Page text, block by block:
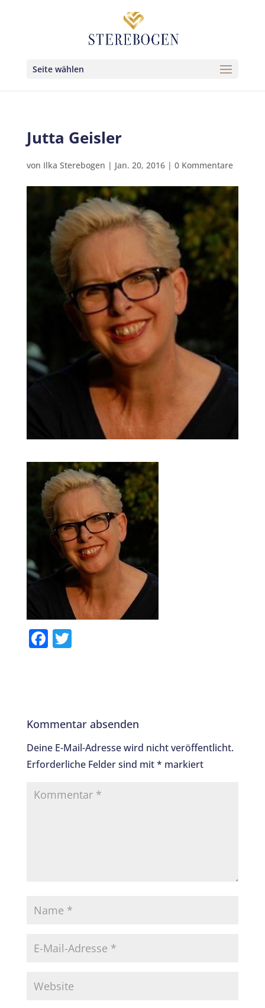
Seite wählen
Jutta Geisler
von Ilka Sterebogen | Jan. 20, 2016| 0 Kommentare
F
o
o
k
T
r
Kommentar absenden
Deine E-Mail-Adresse wird nicht veröffentlicht.
Erforderliche Felder sind mit* markiert